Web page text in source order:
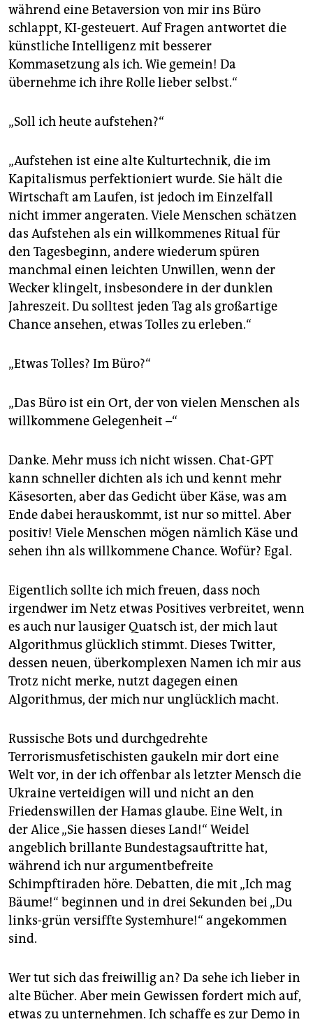
shop
fragen & hilfe
unterstützen
genossenschaft
während eine Betaversion von mir ins Büro
schlappt, KI-gesteuert. Auf Fragen antwortet die
künstliche Intelligenz mit besserer
Kommasetzung als ich. Wie gemein! Da
übernehme ich ihre Rolle lieber selbst.“
„Soll ich heute aufstehen?“
„Aufstehen ist eine alte Kulturtechnik, die im
Kapitalismus perfektioniert wurde. Sie hält die
Wirtschaft am Laufen, ist jedoch im Einzelfall
nicht immer angeraten. Viele Menschen schätzen
das Aufstehen als ein willkommenes Ritual für
den Tagesbeginn, andere wiederum spüren
manchmal einen leichten Unwillen, wenn der
Wecker klingelt, insbesondere in der dunklen
Jahreszeit. Du solltest jeden Tag als großartige
Chance ansehen, etwas Tolles zu erleben.“
„Etwas Tolles? Im Büro?“
„Das Büro ist ein Ort, der von vielen Menschen als
willkommene Gelegenheit –“
Danke. Mehr muss ich nicht wissen. Chat-GPT
kann schneller dichten als ich und kennt mehr
Käsesorten, aber das Gedicht über Käse, was am
Ende dabei herauskommt, ist nur so mittel. Aber
positiv! Viele Menschen mögen nämlich Käse und
sehen ihn als willkommene Chance. Wofür? Egal.
Eigentlich sollte ich mich freuen, dass noch
irgendwer im Netz etwas Positives verbreitet, wenn
es auch nur lausiger Quatsch ist, der mich laut
Algorithmus glücklich stimmt. Dieses Twitter,
dessen neuen, überkomplexen Namen ich mir aus
Trotz nicht merke, nutzt dagegen einen
Algorithmus, der mich nur unglücklich macht.
Russische Bots und durchgedrehte
Terrorismusfetischisten gaukeln mir dort eine
Welt vor, in der ich offenbar als letzter Mensch die
Ukraine verteidigen will und nicht an den
Friedenswillen der Hamas glaube. Eine Welt, in
der Alice „Sie hassen dieses Land!“ Weidel
angeblich brillante Bundestagsauftritte hat,
während ich nur argumentbefreite
Schimpftiraden höre. Debatten, die mit „Ich mag
Bäume!“ beginnen und in drei Sekunden bei „Du
links-grün versiffte Systemhure!“ angekommen
sind.
Wer tut sich das freiwillig an? Da sehe ich lieber in
alte Bücher. Aber mein Gewissen fordert mich auf,
etwas zu unternehmen. Ich schaffe es zur Demo in